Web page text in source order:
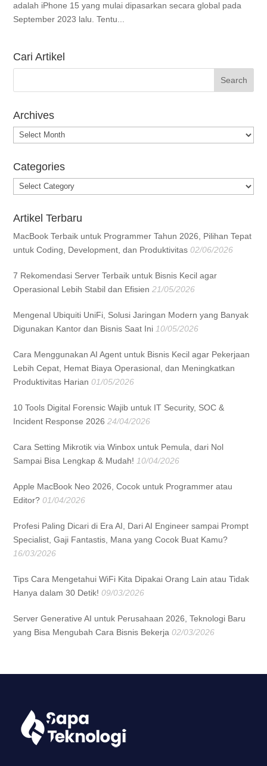
adalah iPhone 15 yang mulai dipasarkan secara global pada
September 2023 lalu. Tentu...
Cari Artikel
Archives
Archives
Categories
Categories
Artikel Terbaru
MacBook Terbaik untuk Programmer Tahun 2026, Pilihan Tepat
untuk Coding, Development, dan Produktivitas 02/06/2026
7 Rekomendasi Server Terbaik untuk Bisnis Kecil agar
Operasional Lebih Stabil dan Efisien 21/05/2026
Mengenal Ubiquiti UniFi, Solusi Jaringan Modern yang Banyak
Digunakan Kantor dan Bisnis Saat Ini 10/05/2026
Cara Menggunakan AI Agent untuk Bisnis Kecil agar Pekerjaan
Lebih Cepat, Hemat Biaya Operasional, dan Meningkatkan
Produktivitas Harian 01/05/2026
10 Tools Digital Forensic Wajib untuk IT Security, SOC &
Incident Response 2026 24/04/2026
Cara Setting Mikrotik via Winbox untuk Pemula, dari Nol
Sampai Bisa Lengkap & Mudah! 10/04/2026
Apple MacBook Neo 2026, Cocok untuk Programmer atau
Editor? 01/04/2026
Profesi Paling Dicari di Era AI, Dari AI Engineer sampai Prompt
Specialist, Gaji Fantastis, Mana yang Cocok Buat Kamu?
16/03/2026
Tips Cara Mengetahui WiFi Kita Dipakai Orang Lain atau Tidak
Hanya dalam 30 Detik! 09/03/2026
Server Generative AI untuk Perusahaan 2026, Teknologi Baru
yang Bisa Mengubah Cara Bisnis Bekerja 02/03/2026